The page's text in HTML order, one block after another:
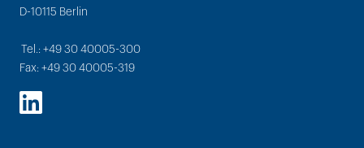
D-10115 Berlin
Tel.: +49 30 40005-300
Fax: +49 30 40005-319
LinkedIn